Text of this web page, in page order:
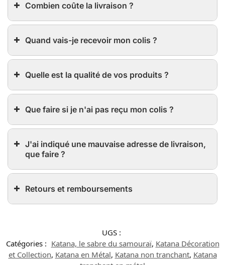
Combien coûte la livraison ?
Quand vais-je recevoir mon colis ?
Quelle est la qualité de vos produits ?
Que faire si je n'ai pas reçu mon colis ?
J'ai indiqué une mauvaise adresse de livraison,
que faire ?
Retours et remboursements
UGS :
Catégories : Katana, le sabre du samouraï, Katana Décoration
et Collection, Katana en Métal, Katana non tranchant, Katana